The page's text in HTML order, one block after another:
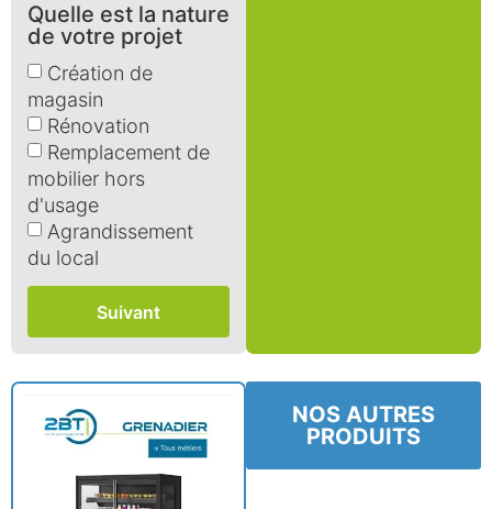
Quelle est la nature
de votre projet
Création de
magasin
Rénovation
Remplacement de
mobilier hors
d'usage
Agrandissement
du local
Suivant
NOS AUTRES
PRODUITS